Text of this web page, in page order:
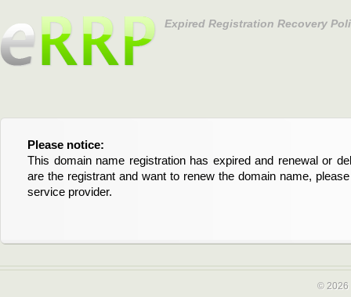
Expired Registration Recovery
Please notice:
This domain name registration has expired and renewal or
are the registrant and want to renew the domain name,
service provider.
Bitte beachten Sie:
Diese Domainregistrierung ist abgelaufen und die
Domain stehen an. Wenn Sie der Registrant sind und
verlängern möchten, kontaktieren Sie bitte Ihren Service-
© 2026